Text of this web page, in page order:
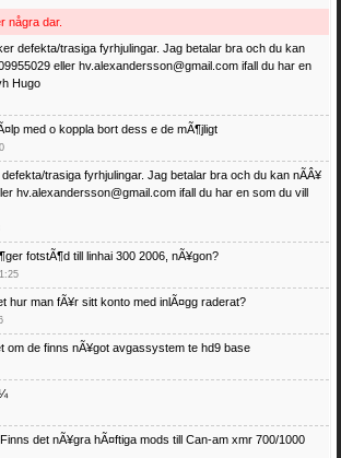
några dar.
defekta/trasiga fyrhjulingar. Jag betalar bra och du kan
0709955029 eller hv.alexandersson@gmail.com ifall du har en
Hugo
med o koppla bort dess e de mÃ¶jligt
defekta/trasiga fyrhjulingar. Jag betalar bra och du kan nÃÂ¥
hv.alexandersson@gmail.com ifall du har en som du vill
fotstÃ¶d till linhai 300 2006, nÃ¥gon?
hur man fÃ¥r sitt konto med inlÃ¤gg raderat?
om de finns nÃ¥got avgassystem te hd9 base
det nÃ¥gra hÃ¤ftiga mods till Can-am xmr 700/1000